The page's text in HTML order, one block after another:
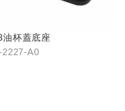
油杯蓋底座
2227-A0